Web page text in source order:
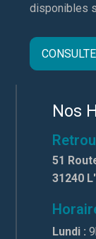
disponibles
Nos
51
31240
Lundi :